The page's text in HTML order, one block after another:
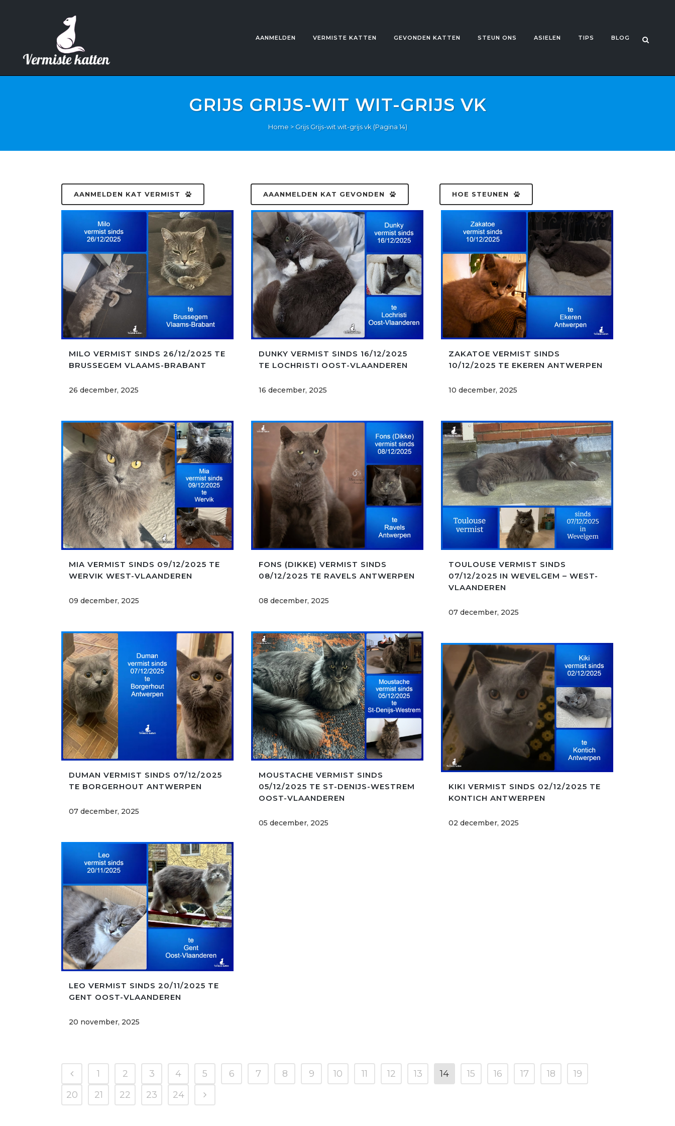
AANMELDEN VERMISTE KATTEN GEVONDEN KATTEN STEUN ONS ASIELEN TIPS BLOG
GRIJS GRIJS-WIT WIT-GRIJS VK
Home>Grijs Grijs-wit wit-grijs vk (Pagina 14)
AANMELDEN KAT VERMIST AAANMELDEN KAT GEVONDEN HOE STEUNEN
MILO VERMIST SINDS 26/12/2025 TE
BRUSSEGEM VLAAMS-BRABANT
26 december, 2025
DUNKY VERMIST SINDS 16/12/2025
TE LOCHRISTI OOST-VLAANDEREN
16 december, 2025
ZAKATOE VERMIST SINDS
10/12/2025 TE EKEREN ANTWERPEN
10 december, 2025
MIA VERMIST SINDS 09/12/2025 TE
WERVIK WEST-VLAANDEREN
09 december, 2025
FONS (DIKKE) VERMIST SINDS
08/12/2025 TE RAVELS ANTWERPEN
08 december, 2025
TOULOUSE VERMIST SINDS
07/12/2025 IN WEVELGEM – WEST-
VLAANDEREN
07 december, 2025
DUMAN VERMIST SINDS 07/12/2025
TE BORGERHOUT ANTWERPEN
07 december, 2025
MOUSTACHE VERMIST SINDS
05/12/2025 TE ST-DENIJS-WESTREM
OOST-VLAANDEREN
05 december, 2025
KIKI VERMIST SINDS 02/12/2025 TE
KONTICH ANTWERPEN
02 december, 2025
LEO VERMIST SINDS 20/11/2025 TE
GENT OOST-VLAANDEREN
20 november, 2025
1 2 3 4 5 6 7 8 9 10 11 12 13 14 15 16 17 18
19
20
21 22 23 24